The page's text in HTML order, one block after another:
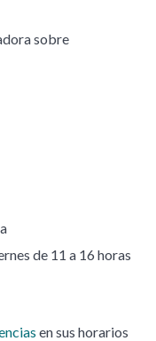
sobre
de 11 a 16 horas
en sus horarios